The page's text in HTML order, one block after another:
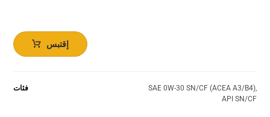
إقتبس
فئات SAE 0W-30 SN/CF (ACEA A3/B4),
API SN/CF